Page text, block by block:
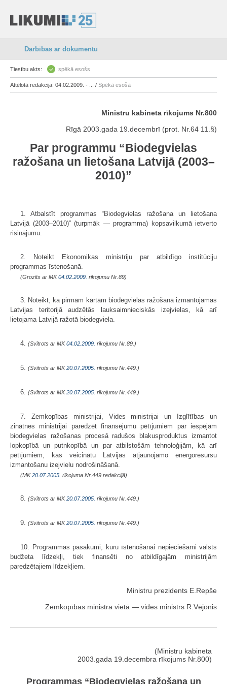
Darbības ar dokumentu
Tiesību akts: spēkā esošs
Attēlotā redakcija: 04.02.2009. - ... / Spēkā esošā
Ministru kabineta rīkojums Nr.800
Rīgā 2003.gada 19.decembrī (prot. Nr.64 11.§)
Par programmu “Biodegvielas
ražošana un lietošana Latvijā (2003–
2010)”
1. Atbalstīt programmas “Biodegvielas ražošana un lietošana
Latvijā (2003–2010)” (turpmāk — programma) kopsavilkumā ietverto
risinājumu.
2. Noteikt Ekonomikas ministriju par atbildīgo institūciju
programmas īstenošanā.
(Grozīts ar MK04.02.2009. rīkojumu Nr.89)
3. Noteikt, ka pirmām kārtām biodegvielas ražošanā izmantojamas
Latvijas teritorijā audzētās lauksaimnieciskās izejvielas, kā arī
lietojama Latvijā ražotā biodegviela.
4. (Svītrots ar MK04.02.2009. rīkojumu Nr.89.)
5. (Svītrots ar MK20.07.2005. rīkojumu Nr.449.)
6. (Svītrots ar MK20.07.2005. rīkojumu Nr.449.)
7. Zemkopības ministrijai, Vides ministrijai un Izglītības un
zinātnes ministrijai paredzēt finansējumu pētī­jumiem par iespējām
biodegvielas ražošanas procesā radušos blakusproduk­tus izmantot
lopkopībā un putnkopībā un par atbilstošām tehnoloģijām, kā arī
pētījumiem, kas veicinātu Latvijas atjaunojamo energoresursu
izmantošanu izejvielu nodrošināšanā.
(MK20.07.2005. rīkojuma Nr.449 redakcijā)
8. (Svītrots ar MK20.07.2005. rīkojumu Nr.449.)
9. (Svītrots ar MK20.07.2005. rīkojumu Nr.449.)
10. Programmas pasākumi, kuru īstenošanai nepieciešami valsts
budžeta līdzekļi, tiek finansēti no atbildīgajām ministrijām
paredzētajiem līdzekļiem.
Ministru prezidents E.Repše
Zemkopības ministra vietā — vides ministrs R.Vējonis
(Ministru kabineta
2003.gada 19.decembra rīkojums Nr.800)
Programmas “Biodegvielas ražošana un